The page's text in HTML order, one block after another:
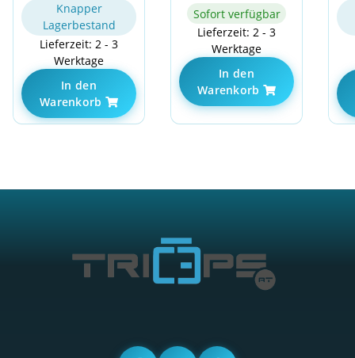
Knapper
Lagerbestand
Lieferzeit: 2 - 3
Werktage
In den
Warenkorb
Sofort verfügbar
Lieferzeit: 2 - 3
Werktage
In den
Warenkorb